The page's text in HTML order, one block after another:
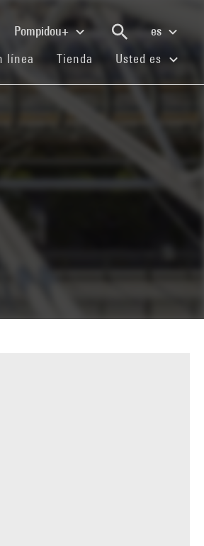
Pompidou+
es
línea (current)
Tienda (current)
Usted es